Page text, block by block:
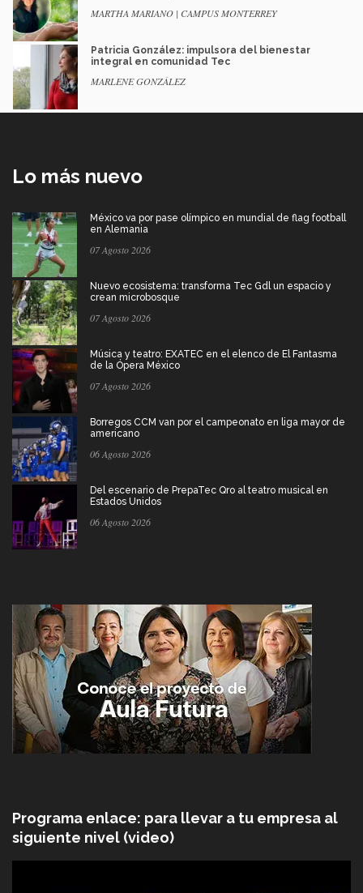
MARTHA MARIANO | CAMPUS MONTERREY
Patricia González: impulsora del bienestar
integral en comunidad Tec
MARLENE GONZÁLEZ
Lo más nuevo
México va por pase olímpico en mundial de flag football
en Alemania
07 Agosto 2026
Nuevo ecosistema: transforma Tec Gdl un espacio y
crean microbosque
07 Agosto 2026
Música y teatro: EXATEC en el elenco de El Fantasma
de la Ópera México
07 Agosto 2026
Borregos CCM van por el campeonato en liga mayor de
americano
06 Agosto 2026
Del escenario de PrepaTec Qro al teatro musical en
Estados Unidos
06 Agosto 2026
Programa enlace: para llevar a tu empresa al
siguiente nivel (video)